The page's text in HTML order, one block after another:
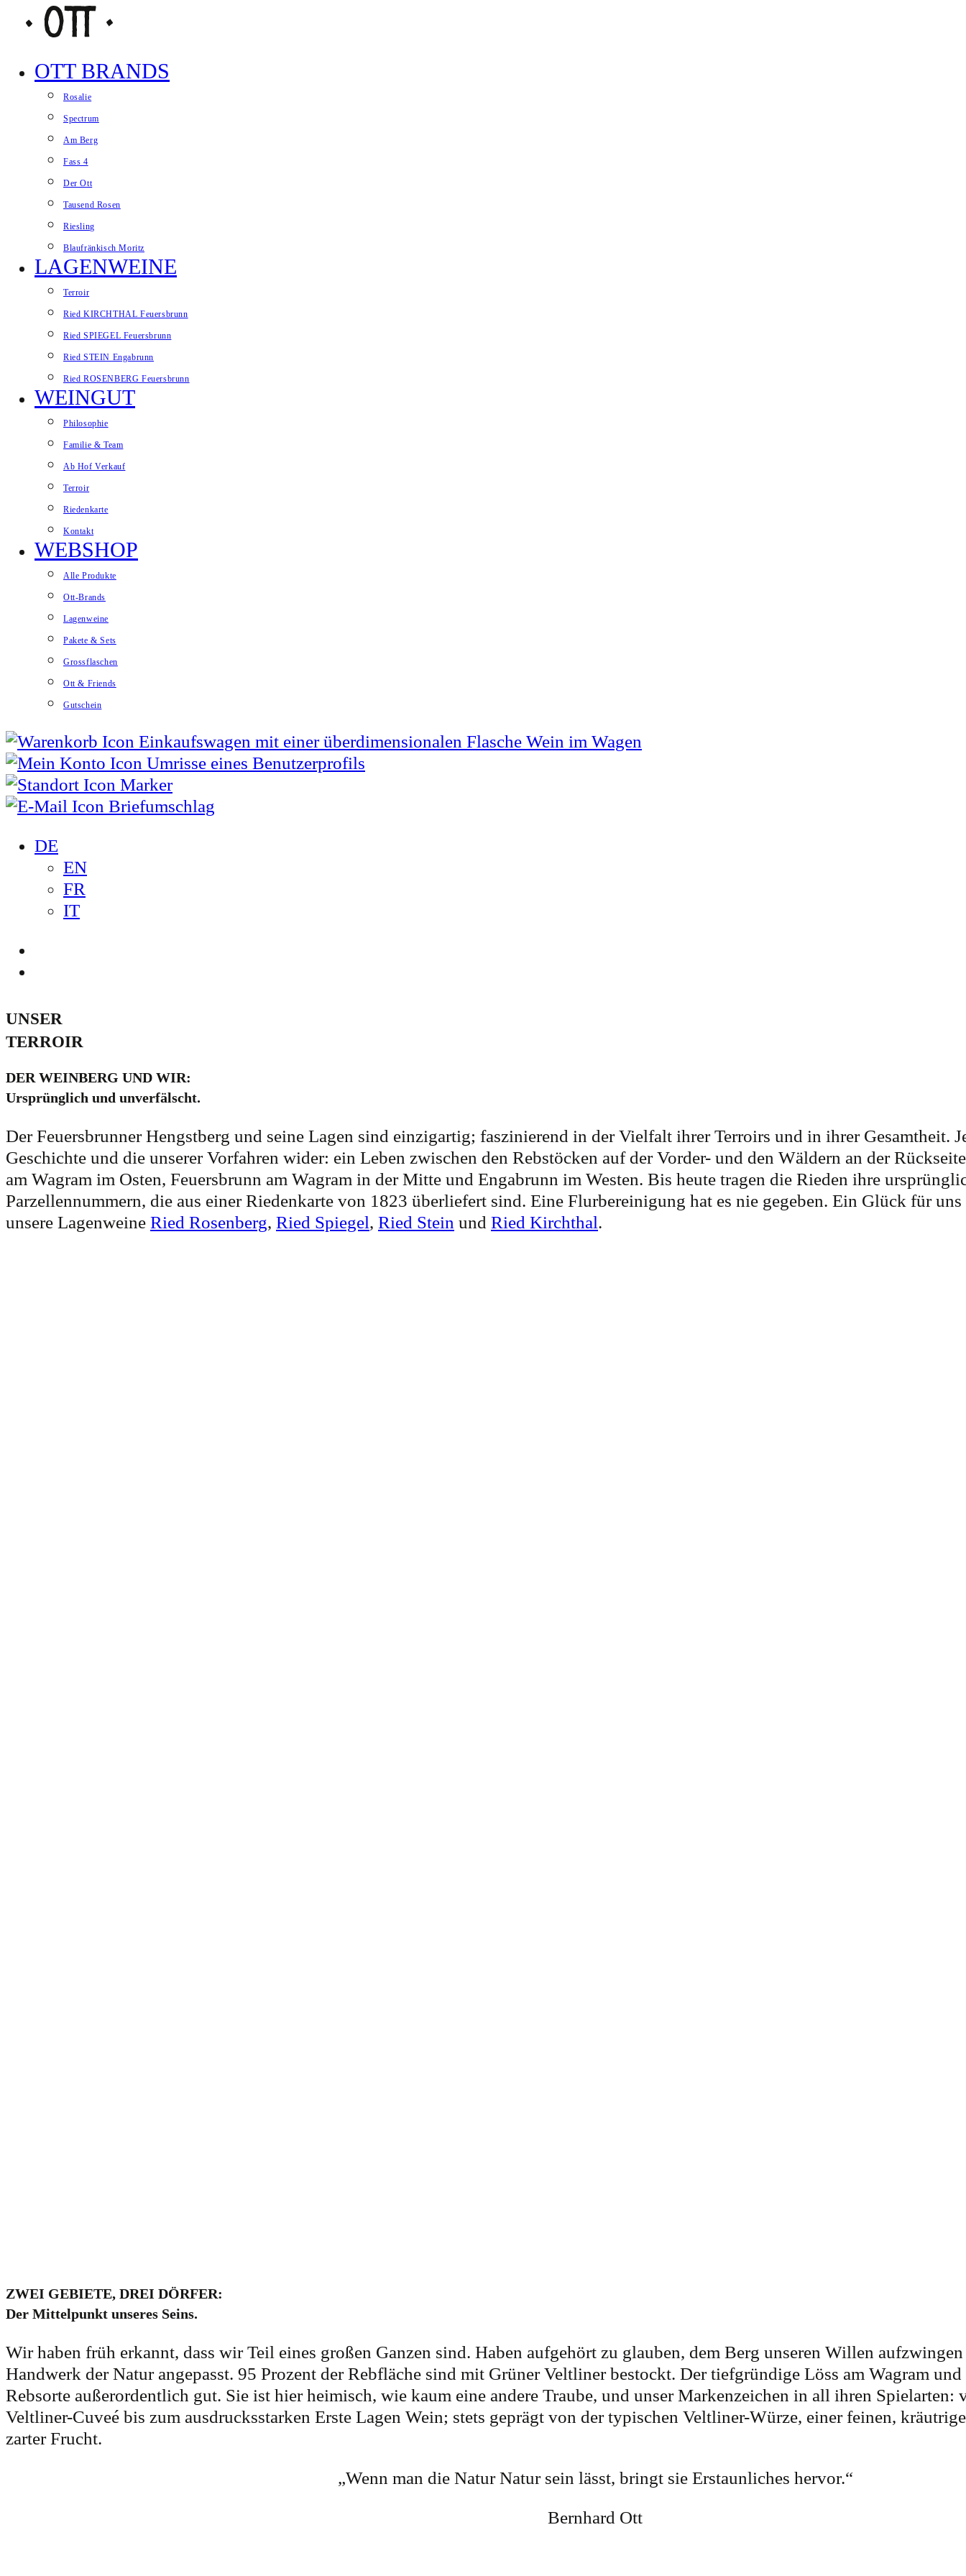
Zum Inhalt springen
Website-Menü anzeigen
OTT BRANDS
Rosalie
Spectrum
Am Berg
Fass 4
Der Ott
Tausend Rosen
Riesling
Blaufränkisch Moritz
LAGENWEINE
Terroir
Ried KIRCHTHAL Feuersbrunn
Ried SPIEGEL Feuersbrunn
Ried STEIN Engabrunn
Ried ROSENBERG Feuersbrunn
WEINGUT
Philosophie
Familie & Team
Ab Hof Verkauf
Terroir
Riedenkarte
Kontakt
WEBSHOP
Alle Produkte
Ott-Brands
Lagenweine
Pakete & Sets
Grossflaschen
Ott & Friends
Gutschein
DE
EN
FR
IT
UNSER
TERROIR
DER WEINBERG UND WIR:
Ursprünglich und unverfälscht.
Der Feuersbrunner Hengstberg und seine Lagen sind einzigartig; faszinierend in der Vielfalt ihrer Terroirs und in ihrer Gesamtheit.
Geschichte und die unserer Vorfahren wider: ein Leben zwischen den Rebstöcken auf der Vorder- und den Wäldern an der
am Wagram im Osten, Feuersbrunn am Wagram in der Mitte und Engabrunn im Westen. Bis heute tragen die Rieden ihre
Parzellennummern, die aus einer Riedenkarte von 1823 überliefert sind. Eine Flurbereinigung hat es nie gegeben. Ein Glück für
unsere Lagenweine Ried Rosenberg, Ried Spiegel, Ried Stein und Ried Kirchthal.
ZWEI GEBIETE, DREI DÖRFER:
Der Mittelpunkt unseres Seins.
Wir haben früh erkannt, dass wir Teil eines großen Ganzen sind. Haben aufgehört zu glauben, dem Berg unseren Willen
Handwerk der Natur angepasst. 95 Prozent der Rebfläche sind mit Grüner Veltliner bestockt. Der tiefgründige Löss am Wagram
Rebsorte außerordentlich gut. Sie ist hier heimisch, wie kaum eine andere Traube, und unser Markenzeichen in all ihren Spielarten:
Veltliner-Cuveé bis zum ausdrucksstarken Erste Lagen Wein; stets geprägt von der typischen Veltliner-Würze, einer feinen,
zarter Frucht.
„Wenn man die Natur Natur sein lässt, bringt sie Erstaunliches hervor.“
Bernhard Ott